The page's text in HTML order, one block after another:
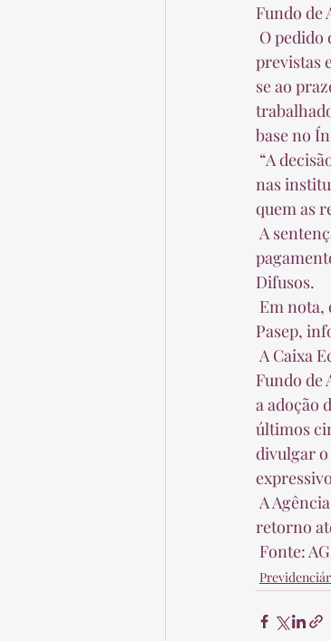
Fundo de
previstas
se ao
base no
nas
quem as
Difusos.
Pasep,
Fundo de
a adoção
últimos
divulgar o
retorno
Fonte: